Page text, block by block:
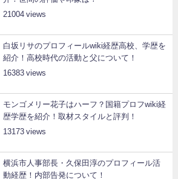
21004
白坂リサのプロフィールwiki経歴高校、学歴を
紹介！高校時代の活動と父について！
16383
モンゴメリー花子はハーフ？国籍プロフwiki経
歴学歴を紹介！取材スタイルと評判！
13173
横浜市人事部長・久保田淳のプロフィール活
動経歴！内部告発について！